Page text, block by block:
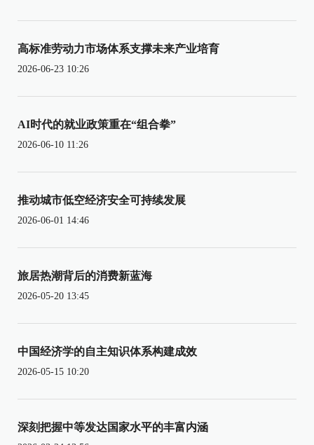
高标准劳动力市场体系支撑未来产业培育
2026-06-23 10:26
AI时代的就业政策重在“组合拳”
2026-06-10 11:26
推动城市低空经济安全可持续发展
2026-06-01 14:46
旅居热潮背后的消费新蓝海
2026-05-20 13:45
中国经济学的自主知识体系构建成效
2026-05-15 10:20
深刻把握中等发达国家水平的丰富内涵